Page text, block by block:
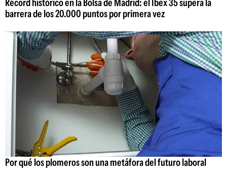
Récord histórico en la Bolsa de Madrid: el Ibex 35 supera la
barrera de los 20.000 puntos por primera vez
Por qué los plomeros son una metáfora del futuro laboral